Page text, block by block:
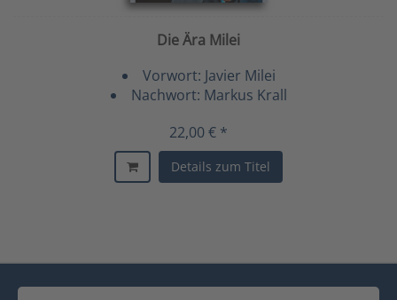
Die Ära Milei
Vorwort: Javier Milei
Nachwort: Markus Krall
22,00 € *
Details zum Titel